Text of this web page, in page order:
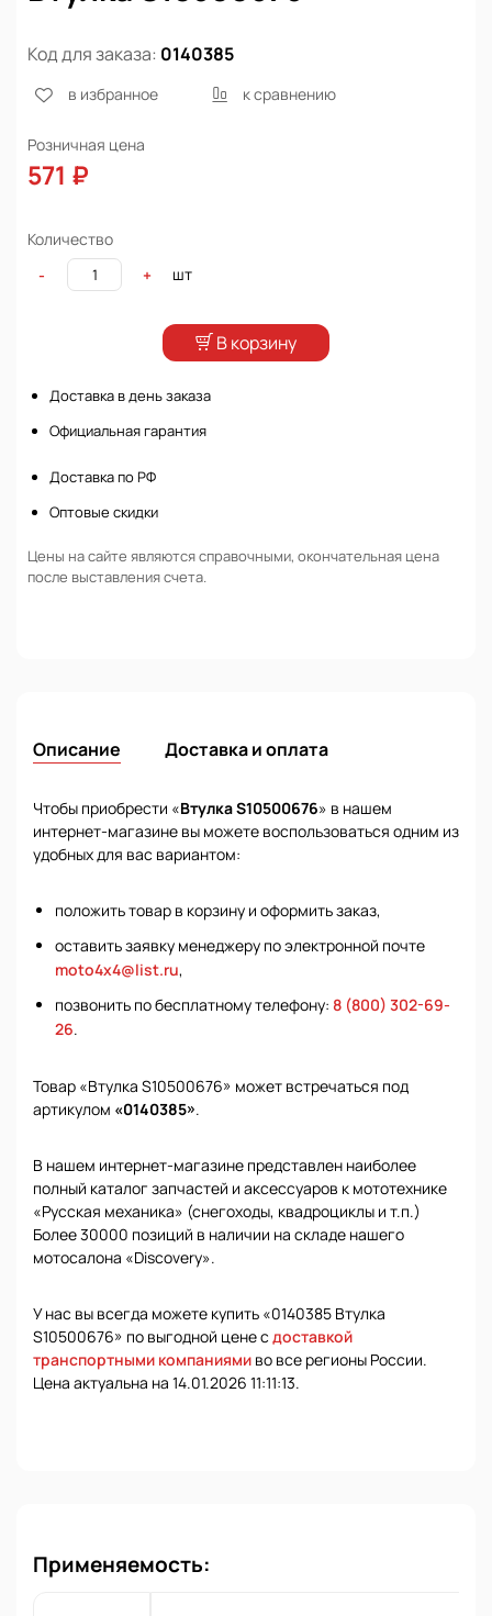
Код для заказа: 0140385
в избранное к сравнению
Розничная цена
571 ₽
Количество
-
+ шт
В корзину
Доставка в день заказа
Официальная гарантия
Доставка по РФ
Оптовые скидки
Цены на сайте являются справочными, окончательная цена
после выставления счета.
Описание Доставка и оплата
Чтобы приобрести «Втулка S10500676» в нашем
интернет-магазине вы можете воспользоваться одним из
удобных для вас вариантом:
положить товар в корзину и оформить заказ,
оставить заявку менеджеру по электронной почте
moto4x4@list.ru,
позвонить по бесплатному телефону: 8 (800) 302-69-
26.
Товар «Втулка S10500676» может встречаться под
артикулом «0140385».
В нашем интернет-магазине представлен наиболее
полный каталог запчастей и аксессуаров к мототехнике
«Русская механика» (снегоходы, квадроциклы и т.п.)
Более 30000 позиций в наличии на складе нашего
мотосалона «Discovery».
У нас вы всегда можете купить «0140385 Втулка
S10500676» по выгодной цене с доставкой
транспортными компаниями во все регионы России.
Цена актуальна на 14.01.2026 11:11:13.
Применяемость: